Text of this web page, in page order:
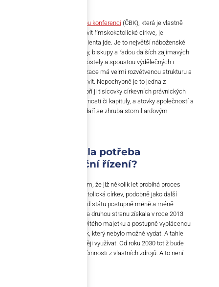
Českou biskupskou konferencí (ČBK), která je vlastně
takovou centrálou pro řízení aktivit římskokatolické církve, je
mimořádná. Už tím, o jaký typ klienta jde. Je to největší náboženské
společenství u nás s arcibiskupy, biskupy a řadou dalších zajímavých
lidí. Ale také s farami, chrámy, kostely a spoustou výdělečných i
nevýdělečných činností. Organizace má velmi rozvětvenou strukturu a
velké množství různorodých aktivit. Nepochybně je to jedna z
největších „korporací“ u nás. Tvoří ji tisícovky církevních právnických
osob, jakými jsou biskupství, farnosti či kapituly, a stovky společností a
neziskových organizací. Hospodaří se zhruba stomiliardovým
Jak v církvi vznikla potřeba
zdokonalit finanční řízení?
Všechno velmi úzce souvisí s tím, že již několik let probíhá proces
odluky církví od státu. Římskokatolická církev, podobně jako další
náboženské subjekty, dostává od státu postupně méně a méně
prostředků na vlastní činnost. Na druhou stranu získala v roce 2013
poměrně velké množství nemovitého majetku a postupně vyplácenou
finanční kompenzaci za majetek, který nebylo možné vydat. A tahle
aktiva se nyní učí co nejefektivněji využívat. Od roku 2030 totiž bude
muset financovat všechny své činnosti z vlastních zdrojů. A to není